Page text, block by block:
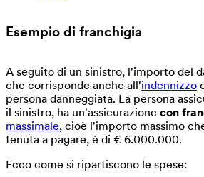
Esempio di franchigia
A seguito di un sinistro, l'importo del
che corrisponde anche all'indennizzo
persona danneggiata. La persona
il sinistro, ha un'assicurazione con
massimale, cioè l'importo massimo
tenuta a pagare, è di € 6.000.000.
Ecco come si ripartiscono le spese: